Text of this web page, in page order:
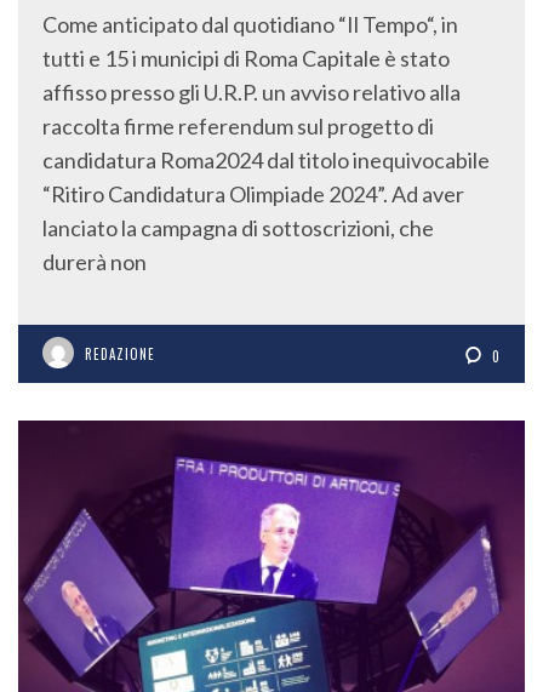
Come anticipato dal quotidiano “Il Tempo“, in
tutti e 15 i municipi di Roma Capitale è stato
affisso presso gli U.R.P. un avviso relativo alla
raccolta firme referendum sul progetto di
candidatura Roma2024 dal titolo inequivocabile
“Ritiro Candidatura Olimpiade 2024”. Ad aver
lanciato la campagna di sottoscrizioni, che
durerà non
REDAZIONE 0